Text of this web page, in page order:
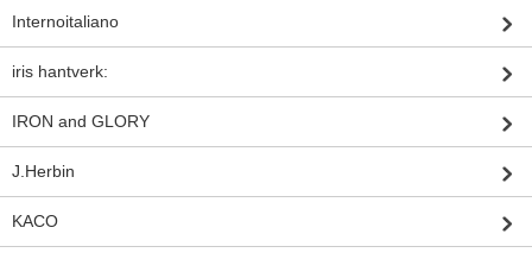
Internoitaliano
iris hantverk:
IRON and GLORY
J.Herbin
KACO